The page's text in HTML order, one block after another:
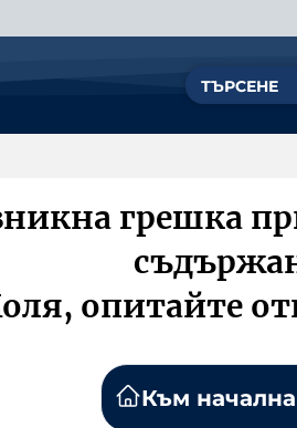
грешка
опитайте
Към